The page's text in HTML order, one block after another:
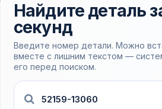
Найдите деталь
секунд
Введите номер детали. Можно
вместе с лишним текстом —
его перед поиском.